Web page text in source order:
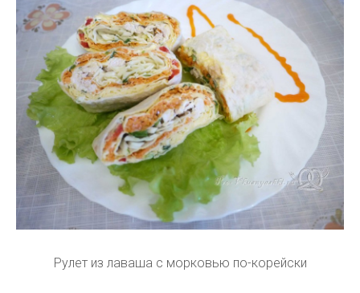
Рулет из лаваша с морковью по-корейски